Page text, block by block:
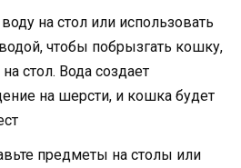
на стол или использовать
чтобы побрызгать кошку,
стол. Вода создает
на шерсти, и кошка будет
предметы на столы или